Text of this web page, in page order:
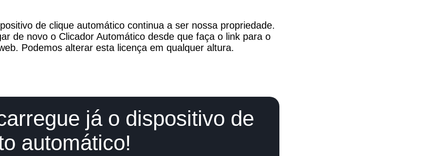
de clique automático continua a ser nossa propriedade.
de novo o Clicador Automático desde que faça o link para o
Podemos alterar esta licença em qualquer altura.
já o dispositivo de
automático!